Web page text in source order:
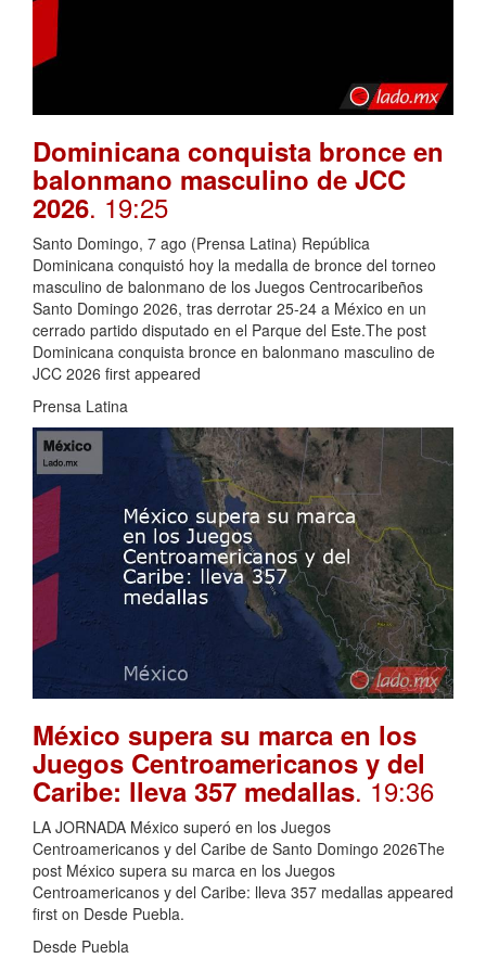
Dominicana conquista bronce en
balonmano masculino de JCC
2026. 19:25
Santo Domingo, 7 ago (Prensa Latina) República
Dominicana conquistó hoy la medalla de bronce del torneo
masculino de balonmano de los Juegos Centrocaribeños
Santo Domingo 2026, tras derrotar 25-24 a México en un
cerrado partido disputado en el Parque del Este.The post
Dominicana conquista bronce en balonmano masculino de
JCC 2026 first appeared
Prensa Latina
México supera su marca en los
Juegos Centroamericanos y del
Caribe: lleva 357 medallas. 19:36
LA JORNADA México superó en los Juegos
Centroamericanos y del Caribe de Santo Domingo 2026The
post México supera su marca en los Juegos
Centroamericanos y del Caribe: lleva 357 medallas appeared
first on Desde Puebla.
Desde Puebla